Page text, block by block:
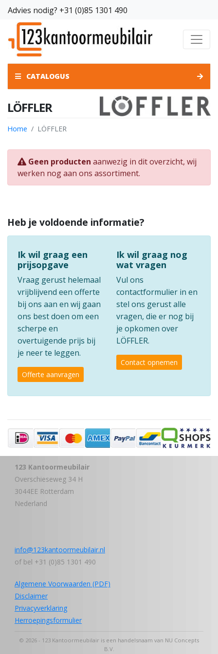
Advies nodig? +31 (0)85 1301 490
CATALOGUS
LÖFFLER
Home LÖFFLER
Geen producten aanwezig in dit overzicht, wij
werken nog aan ons assortiment.
Heb je voldoende informatie?
Ik wil graag een
prijsopgave
Vraag gerust helemaal
vrijblijvend een offerte
bij ons aan en wij gaan
ons best doen om een
scherpe en
overtuigende prijs bij
je neer te leggen.
Offerte aanvragen
Ik wil graag nog
wat vragen
Vul ons
contactformulier in en
stel ons gerust alle
vragen, die er nog bij
je opkomen over
LÖFFLER.
Contact opnemen
123 Kantoormeubilair
Overschieseweg 34 H
3044EE Rotterdam
Nederland
info@123kantoormeubilair.nl
of bel +31 (0)85 1301 490
Algemene Voorwaarden (PDF)
Disclaimer
Privacyverklaring
Herroepingsformulier
© 2026 - 123 Kantoormeubilair is een handelsnaam van NU Concepts
B.V.